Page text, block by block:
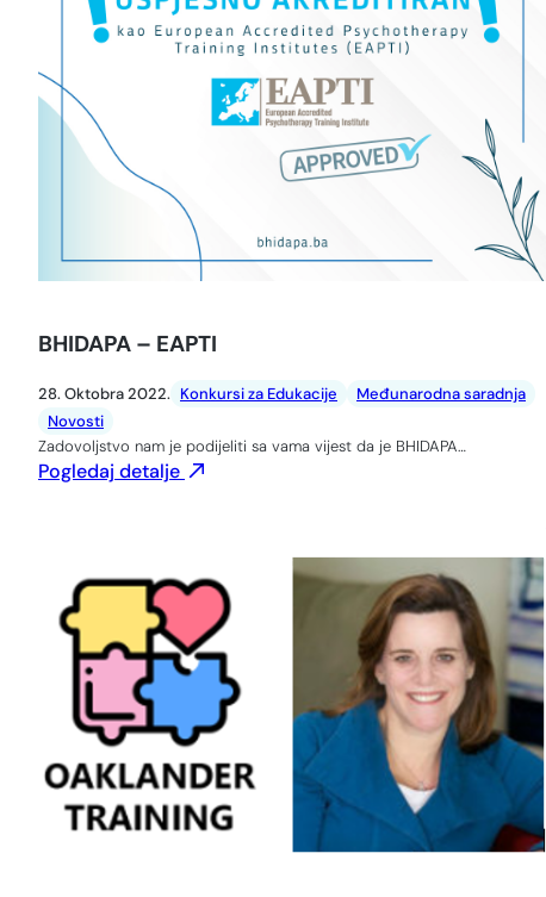
BHIDAPA – EAPTI
28. Oktobra 2022. Konkursi za Edukacije
Međunarodna saradnja
Novosti
Zadovoljstvo nam je podijeliti sa vama vijest da je BHIDAPA…
Pogledaj detalje